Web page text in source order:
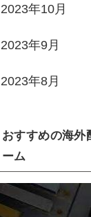
2023年10月
2023年9月
2023年8月
おすすめの海外
ーム